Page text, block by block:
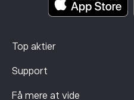
Top aktier
Support
Få mere at vide